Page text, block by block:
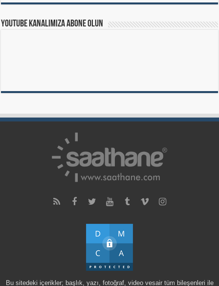
Youtube Kanalımıza Abone Olun
Bu sitedeki içerikler; başlık, yazı, fotoğraf, video vesair tüm bileşenleri ile